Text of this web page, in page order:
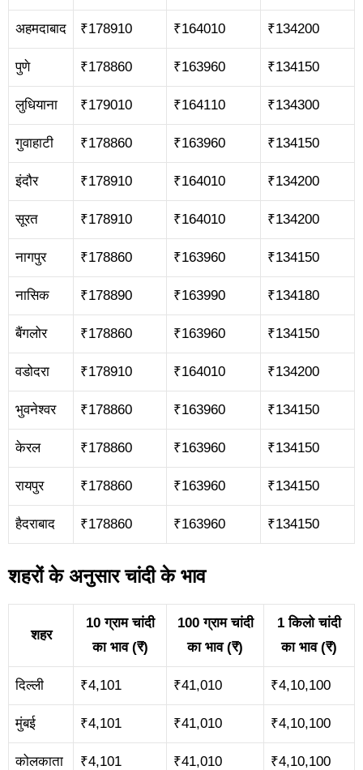
अहमदाबाद ₹178910 ₹164010 ₹134200
पुणे ₹178860 ₹163960 ₹134150
लुधियाना ₹179010 ₹164110 ₹134300
गुवाहाटी ₹178860 ₹163960 ₹134150
इंदौर ₹178910 ₹164010 ₹134200
सूरत ₹178910 ₹164010 ₹134200
नागपुर ₹178860 ₹163960 ₹134150
नासिक ₹178890 ₹163990 ₹134180
बैंगलोर ₹178860 ₹163960 ₹134150
वडोदरा ₹178910 ₹164010 ₹134200
भुवनेश्वर ₹178860 ₹163960 ₹134150
केरल ₹178860 ₹163960 ₹134150
रायपुर ₹178860 ₹163960 ₹134150
हैदराबाद ₹178860 ₹163960 ₹134150
शहरों के अनुसार चांदी के भाव
शहर
10 ग्राम चांदी
का भाव (₹)
100 ग्राम चांदी
का भाव (₹)
1 किलो चांदी
का भाव (₹)
दिल्ली ₹4,101 ₹41,010 ₹4,10,100
मुंबई ₹4,101 ₹41,010 ₹4,10,100
कोलकाता ₹4,101 ₹41,010 ₹4,10,100